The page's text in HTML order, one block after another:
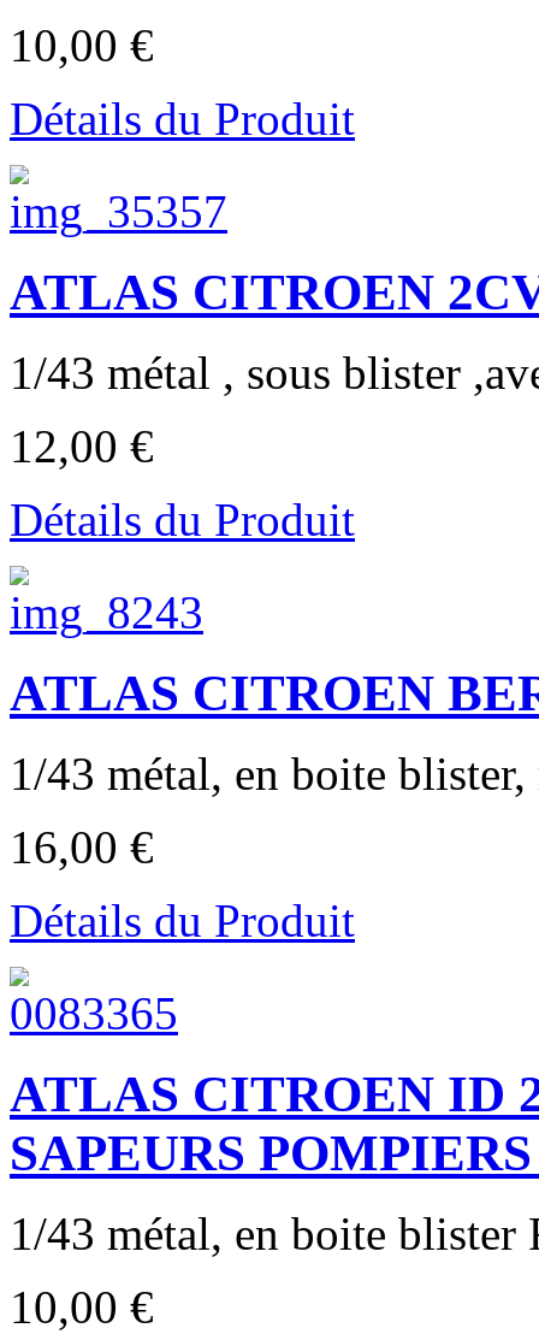
10,00 €
Détails du Produit
ATLAS CITROEN
1/43 métal , sous blister
12,00 €
Détails du Produit
ATLAS CITROEN
1/43 métal, en boite
16,00 €
Détails du Produit
ATLAS CITROEN ID
SAPEURS
1/43 métal, en boite
10,00 €